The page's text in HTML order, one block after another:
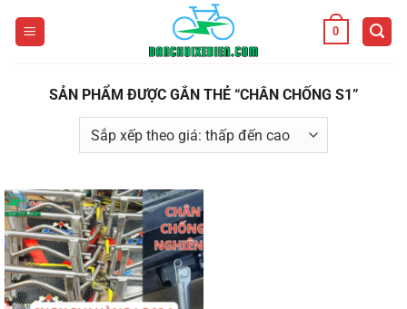
0
SẢN PHẨM ĐƯỢC GẮN THẺ “CHÂN CHỐNG S1”